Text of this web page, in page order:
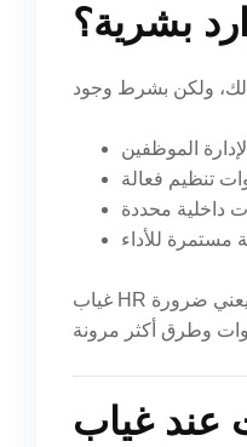
بشرية؟
الموظفين
تنظيم فعالة
داخلية محددة
مستمرة للأداء
غياب HR لا يعني غياب الإدارة، بل يعني ضرورة
عند غياب